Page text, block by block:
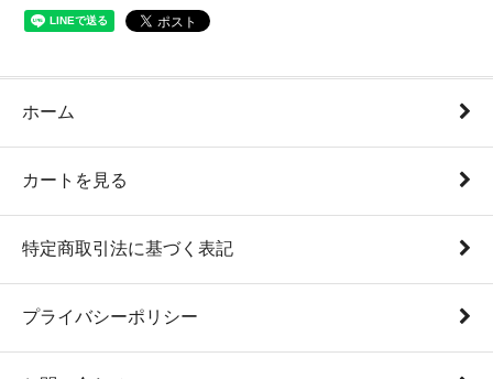
ホーム
カートを見る
特定商取引法に基づく表記
プライバシーポリシー